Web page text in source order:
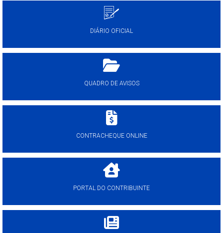
DIÁRIO OFICIAL
QUADRO DE AVISOS
CONTRACHEQUE ONLINE
PORTAL DO CONTRIBUINTE